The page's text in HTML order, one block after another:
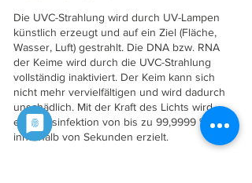
Die UVC-Strahlung wird durch UV-Lampen
künstlich erzeugt und auf ein Ziel (Fläche,
Wasser, Luft) gestrahlt. Die DNA bzw. RNA
der Keime wird durch die UVC-Strahlung
vollständig inaktiviert. Der Keim kann sich
nicht mehr vervielfältigen und wird dadurch
unschädlich. Mit der Kraft des Lichts wird
eine Desinfektion von bis zu 99,9999 %*
innerhalb von Sekunden erzielt.